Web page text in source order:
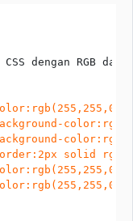
CSS dengan RGB dan
solid